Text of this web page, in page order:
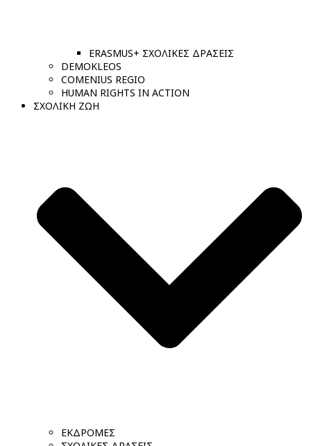
ERASMUS+ ΣΧΟΛΙΚΕΣ ΔΡΑΣΕΙΣ
DEMOKLEOS
COMENIUS REGIO
HUMAN RIGHTS IN ACTION
ΣΧΟΛΙΚΗ ΖΩΗ
ΕΚΔΡΟΜΕΣ